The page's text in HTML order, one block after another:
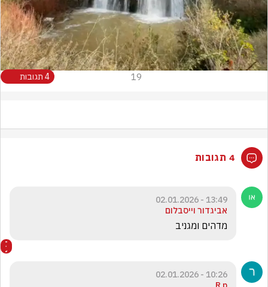
Video
19 4 תגובות
4 תגובות
13:49 - 02.01.2026
אביגדור וייסבלום
מדהים ומגניב
10:26 - 02.01.2026